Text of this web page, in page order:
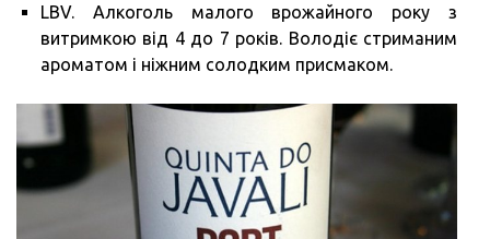
LBV. Алкоголь малого врожайного року з
витримкою від 4 до 7 років. Володіє стриманим
ароматом і ніжним солодким присмаком.